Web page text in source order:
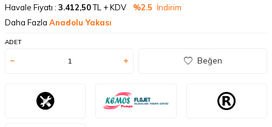
Havale Fiyatı : 3.412,50TL + KDV %2.5 İndirim
Daha Fazla Anadolu Yakası
ADET
Beğen